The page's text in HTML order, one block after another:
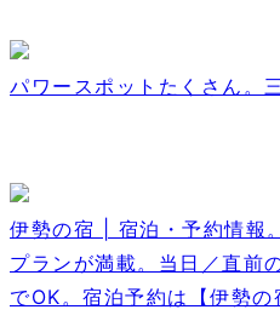
パワースポットたくさん。
伊勢の宿 | 宿泊・予約情報
プランが満載。当日／直前
でOK。宿泊予約は【伊勢の